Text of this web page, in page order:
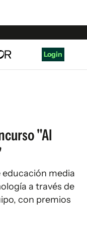
Login
"Al
media
a través de
con premios